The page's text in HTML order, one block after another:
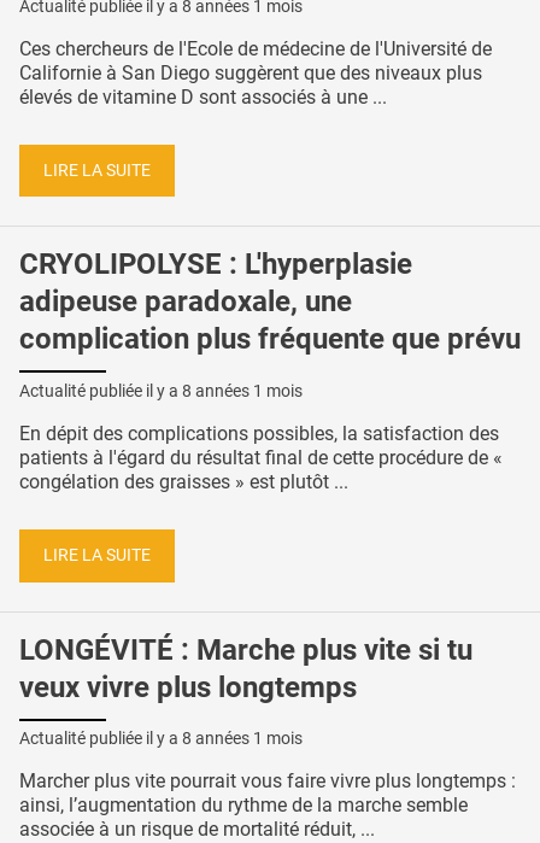
Actualité publiée il y a 8 années 1 mois
Ces chercheurs de l'Ecole de médecine de l'Université de
Californie à San Diego suggèrent que des niveaux plus
élevés de vitamine D sont associés à une ...
LIRE LA SUITE
CRYOLIPOLYSE : L'hyperplasie
adipeuse paradoxale, une
complication plus fréquente que prévu
Actualité publiée il y a 8 années 1 mois
En dépit des complications possibles, la satisfaction des
patients à l'égard du résultat final de cette procédure de «
congélation des graisses » est plutôt ...
LIRE LA SUITE
LONGÉVITÉ : Marche plus vite si tu
veux vivre plus longtemps
Actualité publiée il y a 8 années 1 mois
Marcher plus vite pourrait vous faire vivre plus longtemps :
ainsi, l’augmentation du rythme de la marche semble
associée à un risque de mortalité réduit, ...